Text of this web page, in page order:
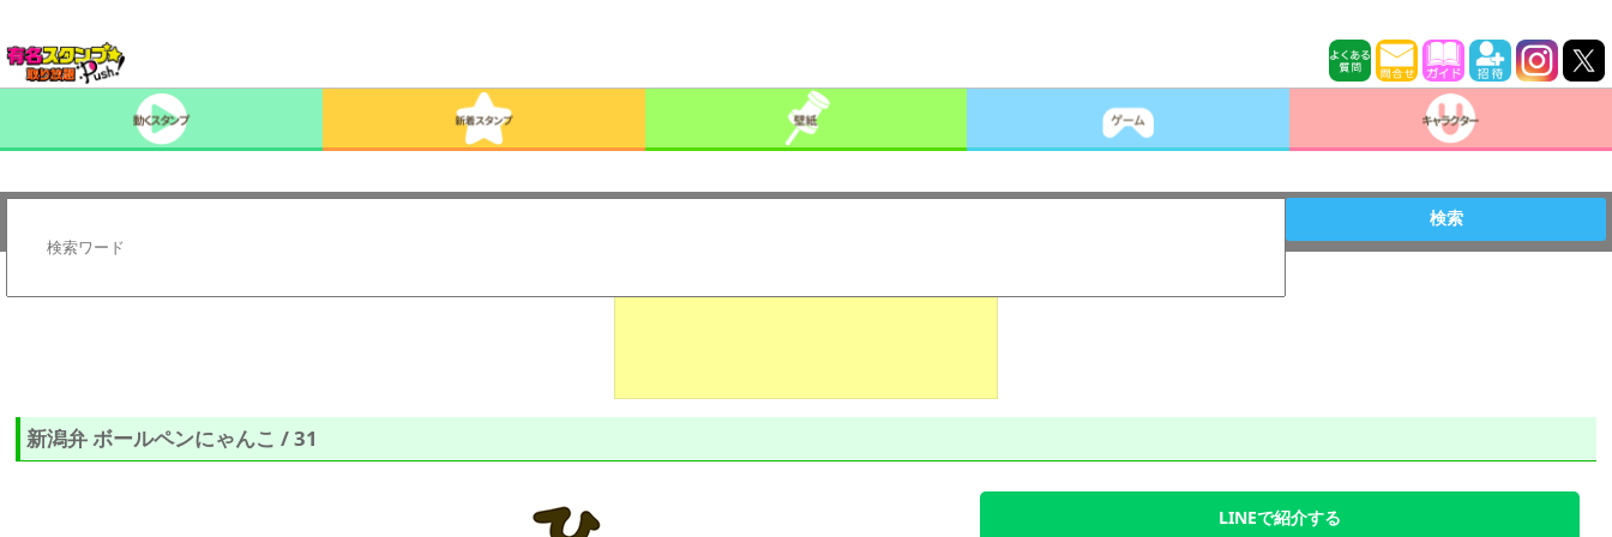
検索
新潟弁 ボールペンにゃんこ / 31
LINEで紹介する